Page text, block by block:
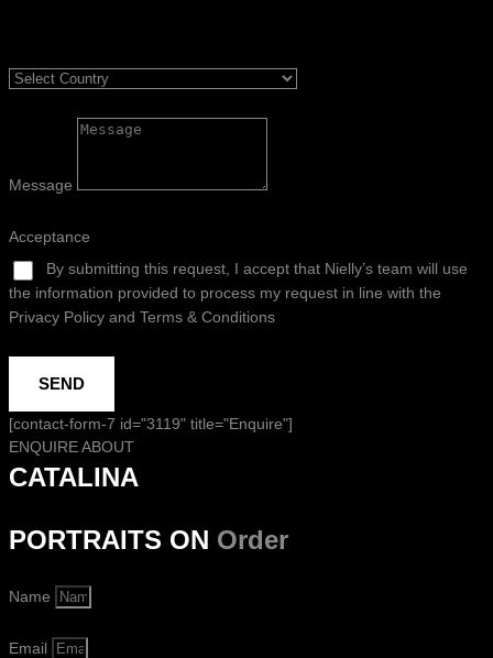
Message
Acceptance
By submitting this request, I accept that Nielly’s team will use
the information provided to process my request in line with the
Privacy Policy and Terms & Conditions
SEND
[contact-form-7 id="3119" title="Enquire"]
ENQUIRE ABOUT
CATALINA
PORTRAITS ON Order
Name
Email